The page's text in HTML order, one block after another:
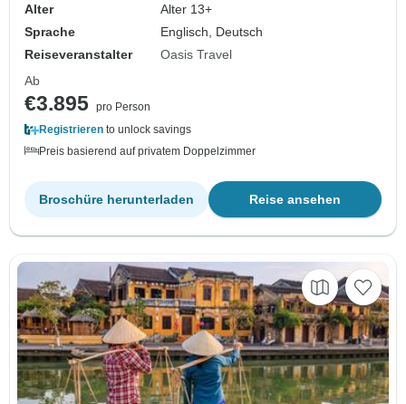
Alter
Alter 13+
Sprache
Englisch, Deutsch
Reiseveranstalter
Oasis Travel
Ab
€3.895 pro Person
Registrieren to unlock savings
Preis basierend auf privatem Doppelzimmer
Reise ansehen
Broschüre herunterladen